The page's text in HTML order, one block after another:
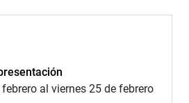
al viernes 25 de febrero